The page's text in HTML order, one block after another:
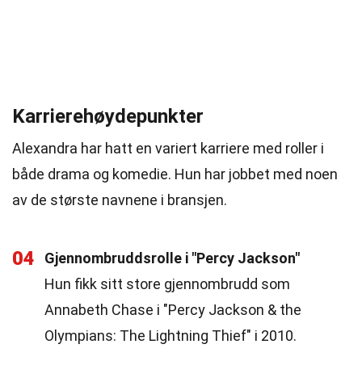
Karrierehøydepunkter
Alexandra har hatt en variert karriere med roller i
både drama og komedie. Hun har jobbet med noen
av de største navnene i bransjen.
04
Gjennombruddsrolle i "Percy Jackson"
Hun fikk sitt store gjennombrudd som
Annabeth Chase i "Percy Jackson & the
Olympians: The Lightning Thief" i 2010.